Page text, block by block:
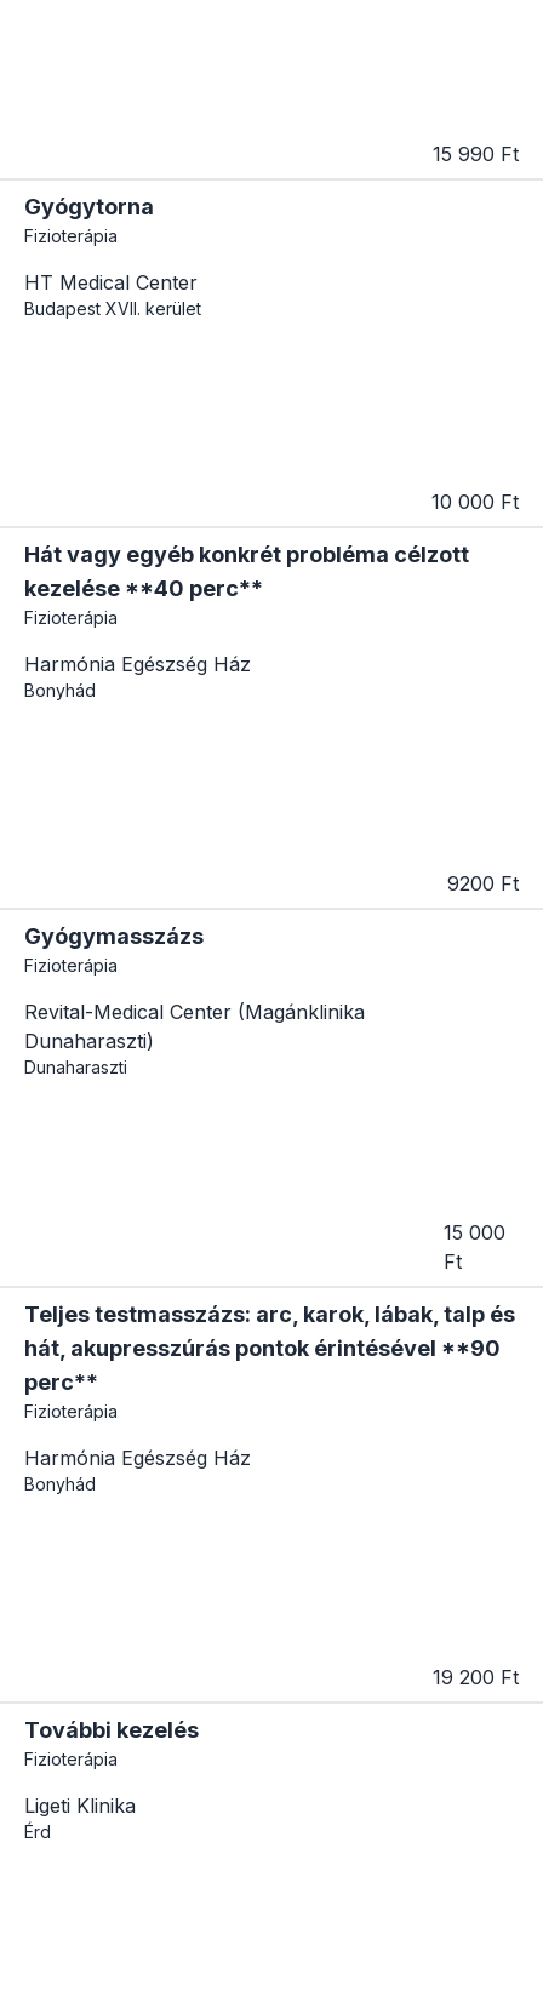
15 990 Ft
Gyógytorna
Fizioterápia
HT Medical Center
Budapest XVII. kerület
10 000 Ft
Hát vagy egyéb konkrét probléma célzott
kezelése **40 perc**
Fizioterápia
Harmónia Egészség Ház
Bonyhád
9200 Ft
Gyógymasszázs
Fizioterápia
Revital-Medical Center (Magánklinika
Dunaharaszti)
Dunaharaszti
15 000
Ft
Teljes testmasszázs: arc, karok, lábak, talp és
hát, akupresszúrás pontok érintésével **90
perc**
Fizioterápia
Harmónia Egészség Ház
Bonyhád
19 200 Ft
További kezelés
Fizioterápia
Ligeti Klinika
Érd